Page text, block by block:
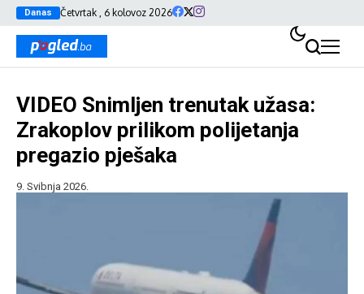
Danas Četvrtak , 6 kolovoz 2026
VIDEO Snimljen trenutak užasa:
Zrakoplov prilikom polijetanja
pregazio pješaka
9. Svibnja 2026.